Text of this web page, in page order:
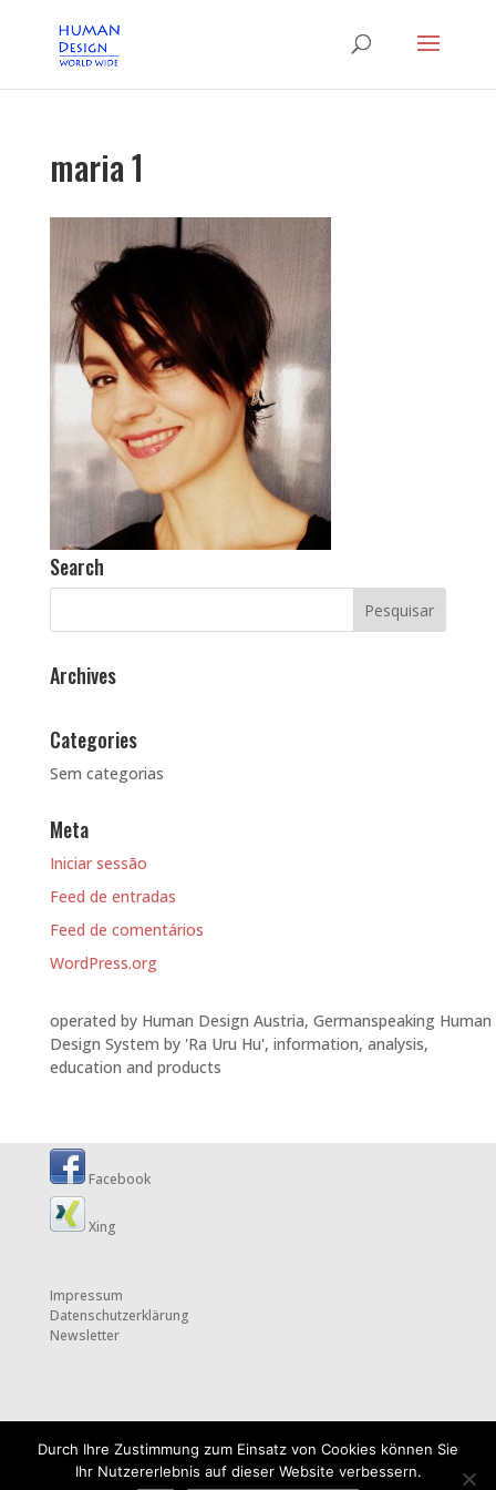
maria 1
Search
Archives
Categories
Sem categorias
Meta
Iniciar sessão
Feed de entradas
Feed de comentários
WordPress.org
operated by Human Design Austria, Germanspeaking Human
Design System by 'Ra Uru Hu', information, analysis,
education and products
Facebook
Xing
Impressum
Datenschutzerklärung
Newsletter
Durch Ihre Zustimmung zum Einsatz von Cookies können Sie
Ihr Nutzererlebnis auf dieser Website verbessern.